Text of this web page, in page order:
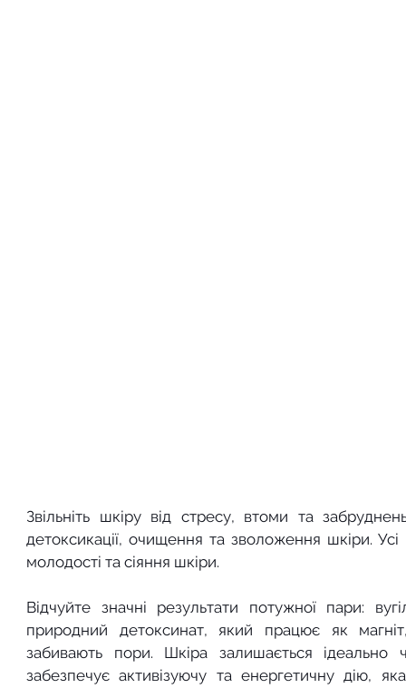
Звільніть шкіру від стресу, втоми та
детоксикації, очищення та зволоження шкіри.
молодості та сіяння шкіри.
Відчуйте значні результати потужної пари:
природний детоксинат, який працює як
забивають пори. Шкіра залишається
забезпечує активізуючу та енергетичну дію,